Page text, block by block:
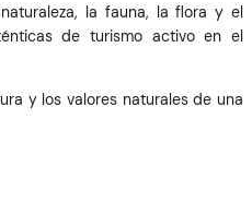
la fauna, la flora y el
de turismo activo en el
y los valores naturales de una